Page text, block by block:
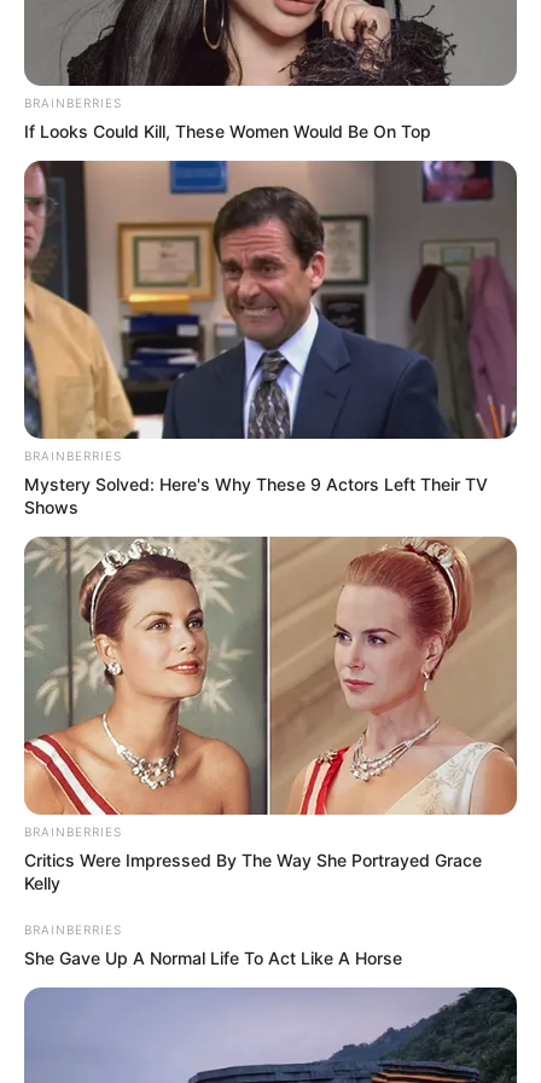
Berge, Heidelandschaften
und das
Wattenmeer an der Nordsee
Rock-, Pop- und Jazzveranstaltungen in
Deutschland:
18.08.2026 19:30 Uhr: Mit 3 Orgeln und 2
Saxophonen um die Welt - Konzert in der Dorfkirche
Göhren im Veranstaltungsplan für Göhren
18.08.2026 19:30 Uhr: Mit 3 Orgeln und 2
Saxophonen um die Welt - Konzert in der Kirche
Göhren imVeranstaltungsplan für Göhren
19.08.2026 19:30 Uhr: Mit 3 Orgeln und 2
Saxophonen um die Welt - Konzert in der St.-
Katharinen-Kirche im
Veranstaltungsplan für Middel
hagen
21.08.2026 19:00 Uhr: 27. Rock im Park Leuben im
Veranstaltungsplan für Nossen
22.08.2026 00:00 Uhr: TaunusROCK 2026 im
staltungsplan für Taunusstein
Saxophonen um die Welt - Konzert in der
Fischländer Kirche imVeranstaltungsplan für Wustr
ow
29.08.2026 19:30 Uhr: POWER STATE live im
Veranstaltungsplan für
BRAINBERRIES
If Looks Could Kill, These Women Would Be On Top
BRAINBERRIES
Mystery Solved: Here's Why These 9 Actors Left Their TV
Shows
BRAINBERRIES
Critics Were Impressed By The Way She Portrayed Grace
Kelly
BRAINBERRIES
She Gave Up A Normal Life To Act Like A Horse